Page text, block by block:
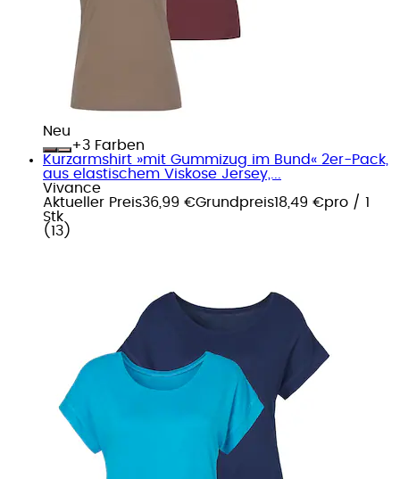
Neu
+
Farben
Kurzarmshirt »mit Gummizug im Bund« 2er-Pack,
aus elastischem Viskose Jersey,...
Vivance
Aktueller Preis36,99 €Grundpreis18,49 €pro / 1
Stk
( 13 )